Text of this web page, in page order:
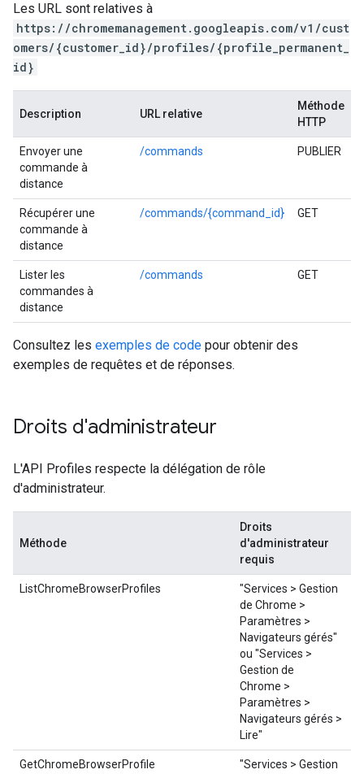
Les URL sont relatives à
https://chromemanagement.googleapis.com/v1/cust
omers/{customer_id}/profiles/{profile_permanent_
id}
Description URL relative
Méthode
HTTP
Envoyer une
commande à
distance
/commands PUBLIER
Récupérer une
commande à
distance
/commands/{command_id} GET
Lister les
commandes à
distance
/commands GET
Consultez les exemples de code pour obtenir des
exemples de requêtes et de réponses.
Droits d'administrateur
L'API Profiles respecte la délégation de rôle
d'administrateur.
Méthode
Droits
d'administrateur
requis
ListChromeBrowserProfiles
"Services > Gestion
de Chrome >
Paramètres >
Navigateurs gérés"
ou "Services >
Gestion de
Chrome >
Paramètres >
Navigateurs gérés >
Lire"
GetChromeBrowserProfile "Services > Gestion